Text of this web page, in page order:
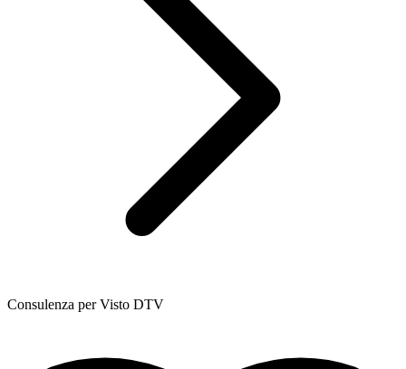
Consulenza per Visto DTV